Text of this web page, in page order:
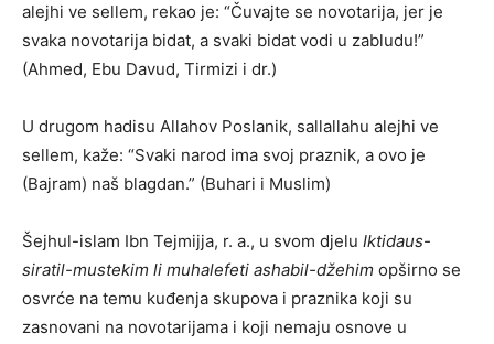
alejhi ve sellem, rekao je: “Čuvajte se novotarija, jer je
svaka novotarija bidat, a svaki bidat vodi u zabludu!”
(Ahmed, Ebu Davud, Tirmizi i dr.)
U drugom hadisu Allahov Poslanik, sallallahu alejhi ve
sellem, kaže: “Svaki narod ima svoj praznik, a ovo je
(Bajram) naš blagdan.” (Buhari i Muslim)
Šejhul-islam Ibn Tejmijja, r. a., u svom djelu Iktidaus-
siratil-mustekim li muhalefeti ashabil-džehim opširno se
osvrće na temu kuđenja skupova i praznika koji su
zasnovani na novotarijama i koji nemaju osnove u